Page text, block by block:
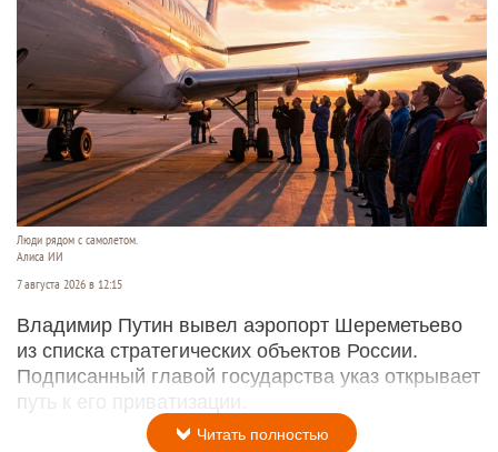
Люди рядом с самолетом.
Алиса ИИ
7 августа 2026 в 12:15
Владимир Путин вывел аэропорт Шереметьево
из списка стратегических объектов России.
Подписанный главой государства указ открывает
путь к его приватизации.
Читать полностью